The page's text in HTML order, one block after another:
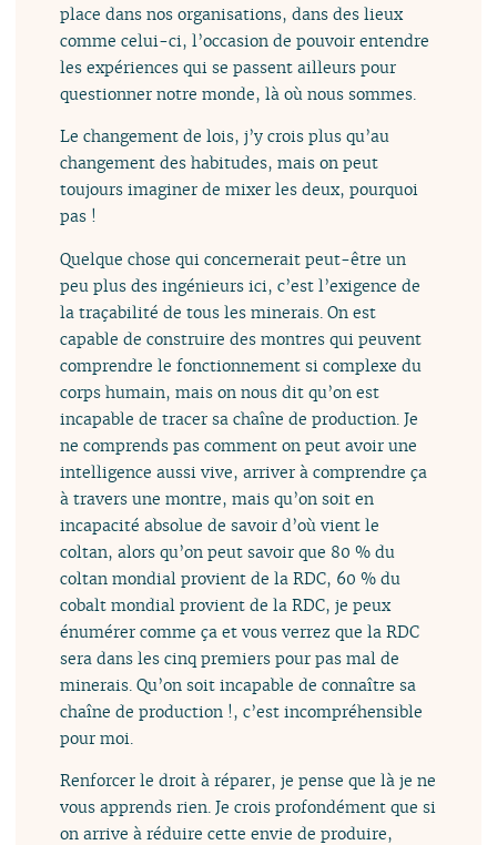
place dans nos organisations, dans des lieux
comme celui-ci, l’occasion de pouvoir entendre
les expériences qui se passent ailleurs pour
questionner notre monde, là où nous sommes.
Le changement de lois, j’y crois plus qu’au
changement des habitudes, mais on peut
toujours imaginer de mixer les deux, pourquoi
pas !
Quelque chose qui concernerait peut-être un
peu plus des ingénieurs ici, c’est l’exigence de
la traçabilité de tous les minerais. On est
capable de construire des montres qui peuvent
comprendre le fonctionnement si complexe du
corps humain, mais on nous dit qu’on est
incapable de tracer sa chaîne de production. Je
ne comprends pas comment on peut avoir une
intelligence aussi vive, arriver à comprendre ça
à travers une montre, mais qu’on soit en
incapacité absolue de savoir d’où vient le
coltan, alors qu’on peut savoir que 80 % du
coltan mondial provient de la RDC, 60 % du
cobalt mondial provient de la RDC, je peux
énumérer comme ça et vous verrez que la RDC
sera dans les cinq premiers pour pas mal de
minerais. Qu’on soit incapable de connaître sa
chaîne de production !, c’est incompréhensible
pour moi.
Renforcer le droit à réparer, je pense que là je ne
vous apprends rien. Je crois profondément que si
on arrive à réduire cette envie de produire,